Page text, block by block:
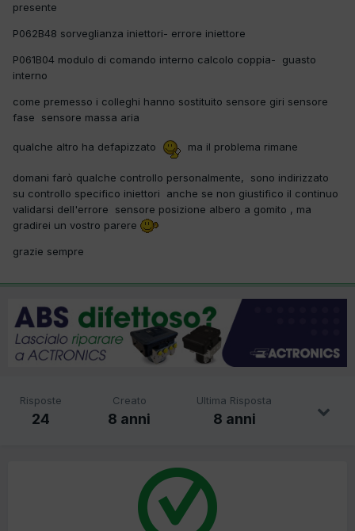
presente
P062B48 sorveglianza iniettori- errore iniettore
P061B04 modulo di comando interno calcolo coppia- guasto
interno
come premesso i colleghi hanno sostituito sensore giri sensore
fase sensore massa aria
qualche altro ha defapizzato ma il problema rimane
domani farò qualche controllo personalmente, sono indirizzato
su controllo specifico iniettori anche se non giustifico il continuo
validarsi dell'errore sensore posizione albero a gomito , ma
gradirei un vostro parere
grazie sempre
Risposte
24
Creato
8 anni
Ultima Risposta
8 anni